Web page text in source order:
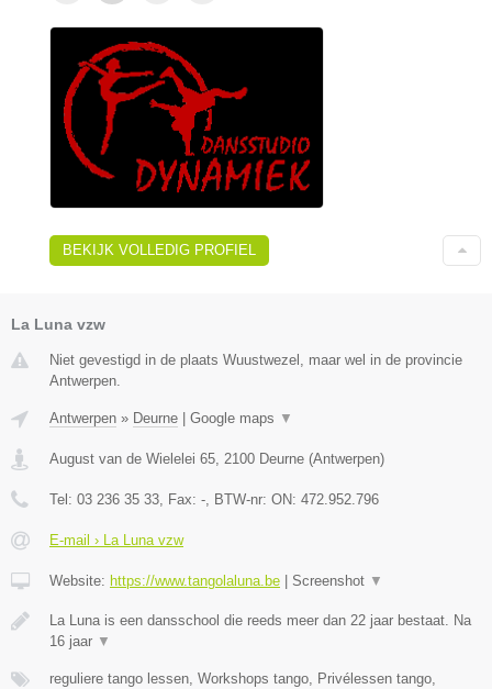
BEKIJK VOLLEDIG PROFIEL
La Luna vzw
Niet gevestigd in de plaats Wuustwezel, maar wel in de provincie
Antwerpen.
Antwerpen » Deurne Google maps ▼
August van de Wielelei 65, 2100 Deurne (Antwerpen)
Tel: 03 236 35 33, Fax: -, BTW-nr: ON: 472.952.796
E-mail › La Luna vzw
Website: https://www.tangolaluna.be Screenshot ▼
La Luna is een dansschool die reeds meer dan 22 jaar bestaat. Na
16 jaar ▼
reguliere tango lessen, Workshops tango, Privélessen tango,